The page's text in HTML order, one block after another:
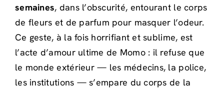
semaines, dans l’obscurité, entourant le corps
de fleurs et de parfum pour masquer l’odeur.
Ce geste, à la fois horrifiant et sublime, est
l’acte d’amour ultime de Momo : il refuse que
le monde extérieur — les médecins, la police,
les institutions — s’empare du corps de la